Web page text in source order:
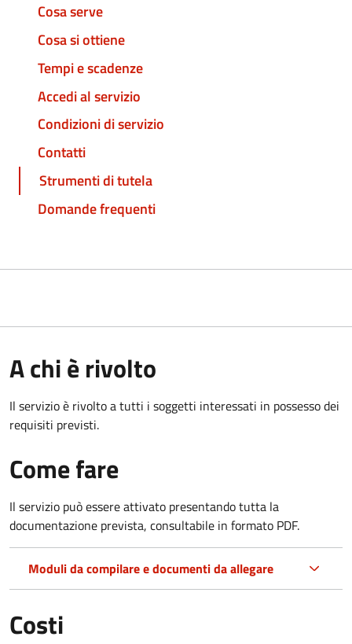
Cosa serve
Cosa si ottiene
Tempi e scadenze
Accedi al servizio
Condizioni di servizio
Contatti
Strumenti di tutela
Domande frequenti
A chi è rivolto
Il servizio è rivolto a tutti i soggetti interessati in possesso dei
requisiti previsti.
Come fare
Il servizio può essere attivato presentando tutta la
documentazione prevista, consultabile in formato PDF.
Moduli da compilare e documenti da allegare
Costi